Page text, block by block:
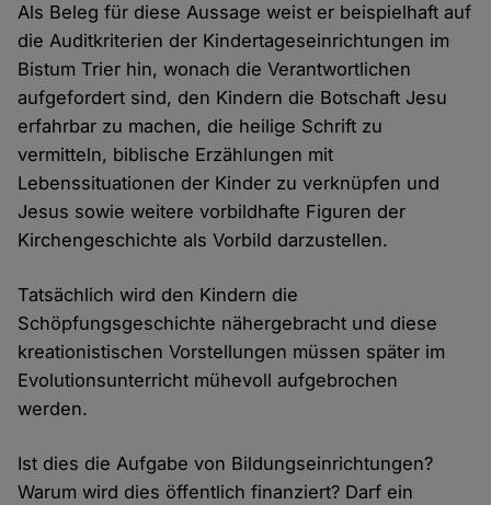
Als Beleg für diese Aussage weist er beispielhaft auf
die Auditkriterien der Kindertageseinrichtungen im
Bistum Trier hin, wonach die Verantwortlichen
aufgefordert sind, den Kindern die Botschaft Jesu
erfahrbar zu machen, die heilige Schrift zu
vermitteln, biblische Erzählungen mit
Lebenssituationen der Kinder zu verknüpfen und
Jesus sowie weitere vorbildhafte Figuren der
Kirchengeschichte als Vorbild darzustellen.
Tatsächlich wird den Kindern die
Schöpfungsgeschichte nähergebracht und diese
kreationistischen Vorstellungen müssen später im
Evolutionsunterricht mühevoll aufgebrochen
werden.
Ist dies die Aufgabe von Bildungseinrichtungen?
Warum wird dies öffentlich finanziert? Darf ein